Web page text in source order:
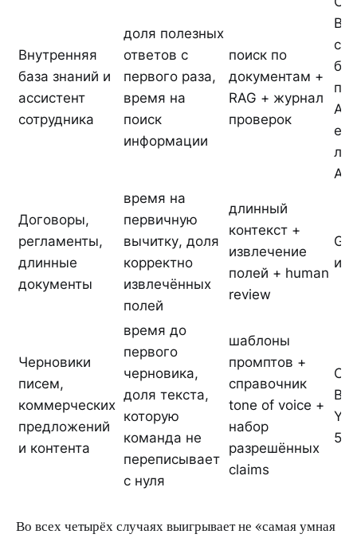
Внутренняя
база знаний и
ассистент
сотрудника
доля полезных
ответов с
первого раза,
время на
поиск
информации
поиск по
документам +
RAG + журнал
проверок
AI
Договоры,
регламенты,
длинные
документы
время на
первичную
вычитку, доля
корректно
извлечённых
полей
длинный
контекст +
извлечение
полей + human
review
Черновики
писем,
коммерческих
предложений
и контента
время до
первого
черновика,
доля текста,
которую
команда не
переписывает
с нуля
шаблоны
промптов +
справочник
tone of voice +
набор
разрешённых
claims
5.1
Во всех четырёх случаях выигрывает не «самая умная